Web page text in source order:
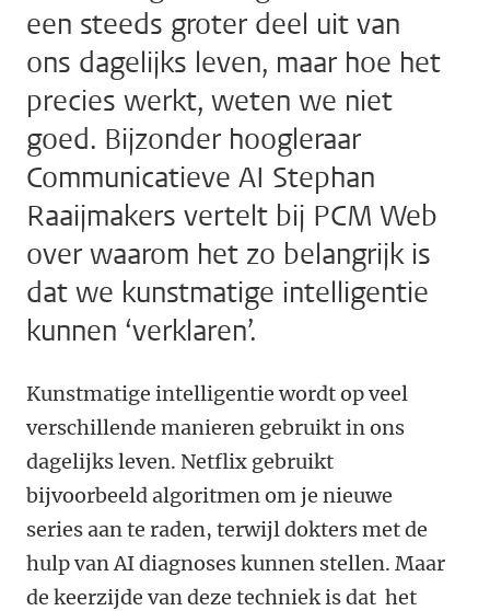
een steeds groter deel uit van
ons dagelijks leven, maar hoe het
precies werkt, weten we niet
goed. Bijzonder hoogleraar
Communicatieve AI Stephan
Raaijmakers vertelt bij PCM Web
over waarom het zo belangrijk is
dat we kunstmatige intelligentie
kunnen ‘verklaren’.
Kunstmatige intelligentie wordt op veel
verschillende manieren gebruikt in ons
dagelijks leven. Netflix gebruikt
bijvoorbeeld algoritmen om je nieuwe
series aan te raden, terwijl dokters met de
hulp van AI diagnoses kunnen stellen. Maar
de keerzijde van deze techniek is dat het